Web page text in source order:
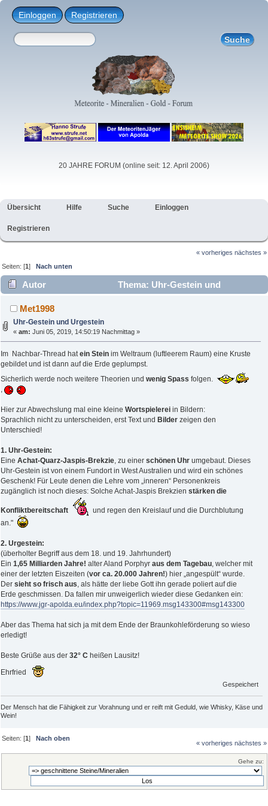
Einloggen Registrieren
20 JAHRE FORUM (online seit: 12. April 2006)
Übersicht Hilfe Suche Einloggen
Registrieren
« vorheriges nächstes »
Seiten: [1]Nach unten
Autor
Thema: Uhr-Gestein und
Urgestein (Gelesen 5356 mal)
Met1998
Uhr-Gestein und Urgestein
«am: Juni 05, 2019, 14:50:19 Nachmittag »
Im Nachbar-Thread hatein Stein im Weltraum (luftleerem Raum) eine Kruste
gebildet und ist dann auf die Erde geplumpst.
Sicherlich werde noch weitere Theorien und wenig Spass folgen.
,
Hier zur Abwechslung mal eine kleine Wortspielerei in Bildern:
Sprachlich nicht zu unterscheiden, erst Text und Bilder zeigen den
Unterschied!
1. Uhr-Gestein:
Eine Achat-Quarz-Jaspis-Brekzie, zu einer schönen Uhr umgebaut. Dieses
Uhr-Gestein ist von einem Fundort in West Australien und wird ein schönes
Geschenk! Für Leute denen die Lehre vom „inneren“ Personenkreis
zugänglich ist noch dieses: Solche Achat-Jaspis Brekzien stärken die
Konfliktbereitschaft
und regen den Kreislauf und die Durchblutung
an."
2. Urgestein:
(überholter Begriff aus dem 18. und 19. Jahrhundert)
Ein 1,65 Milliarden Jahre! alter Aland Porphyr aus dem Tagebau, welcher mit
einer der letzten Eiszeiten (vor ca. 20.000 Jahren!) hier „angespült“ wurde.
Der sieht so frisch aus, als hätte der liebe Gott ihn gerade poliert auf die
Erde geschmissen. Da fallen mir unweigerlich wieder diese Gedanken ein:
https://www.jgr-apolda.eu/index.php?topic=11969.msg143300#msg143300
Aber das Thema hat sich ja mit dem Ende der Braunkohleförderung so wieso
erledigt!
Beste Grüße aus der 32° C heißen Lausitz!
Ehrfried
Gespeichert
Der Mensch hat die Fähigkeit zur Vorahnung und er reift mit Geduld, wie Whisky, Käse und
Wein!
Seiten: [1]Nach oben
« vorheriges nächstes »
Gehe zu: